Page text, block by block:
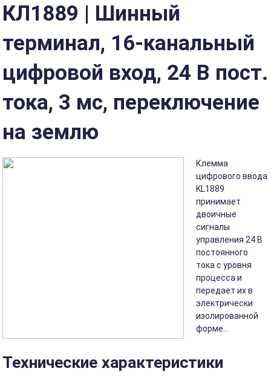
КЛ1889 | Шинный
терминал, 16-канальный
цифровой вход, 24 В пост.
тока, 3 мс, переключение
на землю
Клемма
цифрового ввода
KL1889
принимает
двоичные
сигналы
управления 24 В
постоянного
тока с уровня
процесса и
передает их в
электрически
изолированной
форме...
Технические характеристики